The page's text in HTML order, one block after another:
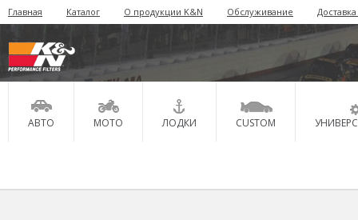
Главная Каталог О продукции K&N Обслуживание
АВТО МОТО ЛОДКИ CUSTOM